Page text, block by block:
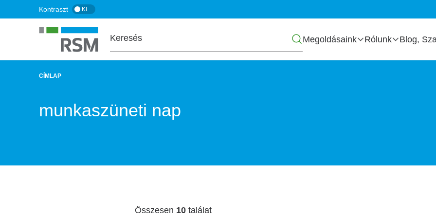
a
tartalomra
Kontraszt KI
Főmenü
Megoldásaink Rólunk Blog,
MORZSA
CÍMLAP
munkaszüneti nap
Összesen 10 találat